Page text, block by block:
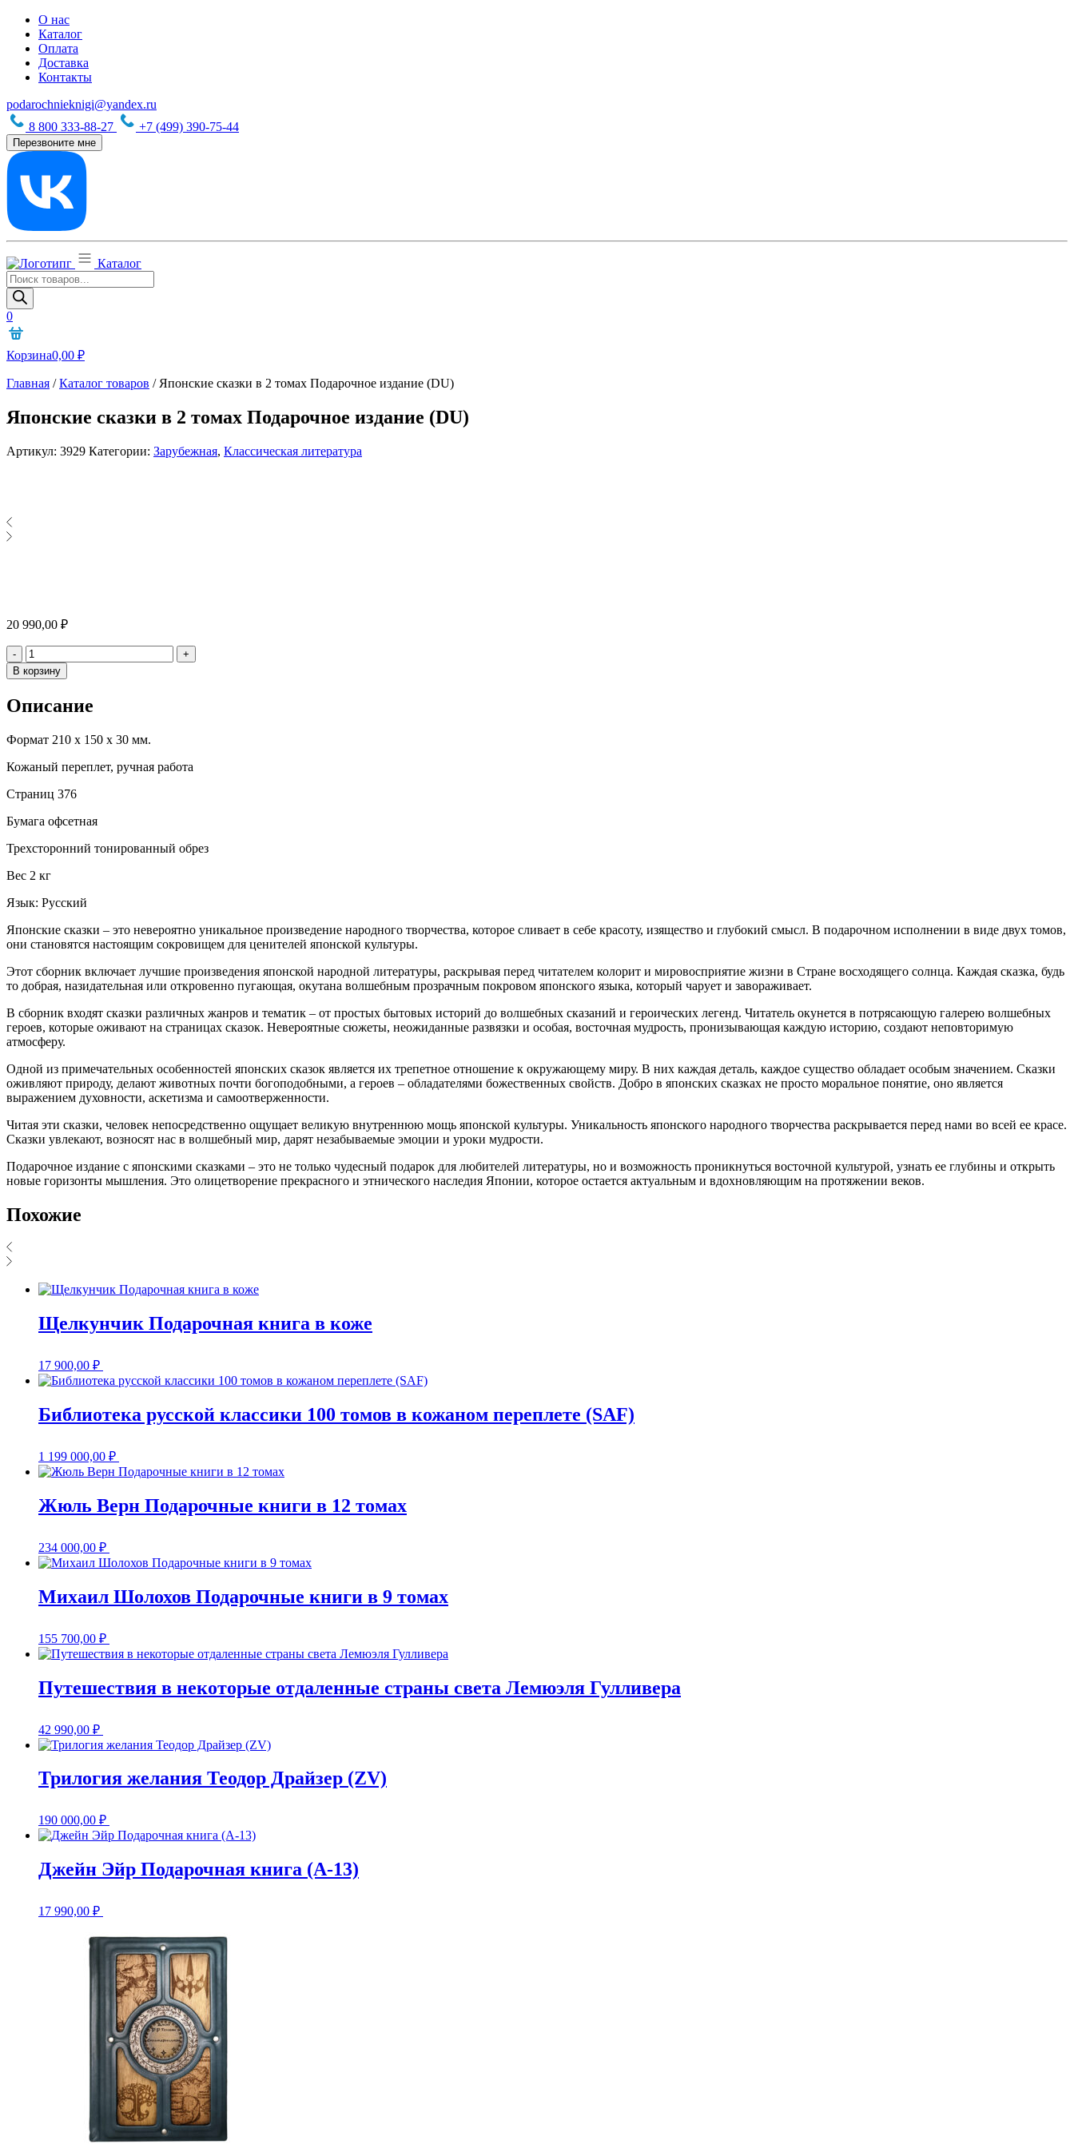
О нас
Каталог
Оплата
Доставка
Контакты
podarochnieknigi@yandex.ru
8 800 333-88-27
+7 (499) 390-75-44
Перезвоните мне
Каталог
Поиск
товаров
0
Корзина0,00 ₽
Главная /Каталог товаров / Японские сказки в 2 томах Подарочное издание (DU)
Японские сказки в 2 томах Подарочное издание (DU)
Артикул: 3929 Категории: Зарубежная, Классическая литература
20 990,00 ₽
- Количество
+
В корзину
Описание
Формат 210 х 150 х 30 мм.
Кожаный переплет, ручная работа
Страниц 376
Бумага офсетная
Трехсторонний тонированный обрез
Вес 2 кг
Язык: Русский
Японские сказки – это невероятно уникальное произведение народного творчества, которое сливает в себе красоту, изящество и глубокий смысл. В подарочном исполнении в виде двух томов,
они становятся настоящим сокровищем для ценителей японской культуры.
Этот сборник включает лучшие произведения японской народной литературы, раскрывая перед читателем колорит и мировосприятие жизни в Стране восходящего солнца. Каждая сказка, будь
то добрая, назидательная или откровенно пугающая, окутана волшебным прозрачным покровом японского языка, который чарует и завораживает.
В сборник входят сказки различных жанров и тематик – от простых бытовых историй до волшебных сказаний и героических легенд. Читатель окунется в потрясающую галерею волшебных
героев, которые оживают на страницах сказок. Невероятные сюжеты, неожиданные развязки и особая, восточная мудрость, пронизывающая каждую историю, создают неповторимую
атмосферу.
Одной из примечательных особенностей японских сказок является их трепетное отношение к окружающему миру. В них каждая деталь, каждое существо обладает особым значением. Сказки
оживляют природу, делают животных почти богоподобными, а героев – обладателями божественных свойств. Добро в японских сказках не просто моральное понятие, оно является
выражением духовности, аскетизма и самоотверженности.
Читая эти сказки, человек непосредственно ощущает великую внутреннюю мощь японской культуры. Уникальность японского народного творчества раскрывается перед нами во всей ее красе.
Сказки увлекают, возносят нас в волшебный мир, дарят незабываемые эмоции и уроки мудрости.
Подарочное издание с японскими сказками – это не только чудесный подарок для любителей литературы, но и возможность проникнуться восточной культурой, узнать ее глубины и открыть
новые горизонты мышления. Это олицетворение прекрасного и этнического наследия Японии, которое остается актуальным и вдохновляющим на протяжении веков.
Похожие
Щелкунчик Подарочная книга в коже
17 900,00 ₽
Библиотека русской классики 100 томов в кожаном переплете (SAF)
1 199 000,00 ₽
Жюль Верн Подарочные книги в 12 томах
234 000,00 ₽
Михаил Шолохов Подарочные книги в 9 томах
155 700,00 ₽
Путешествия в некоторые отдаленные страны света Лемюэля Гулливера
42 990,00 ₽
Трилогия желания Теодор Драйзер (ZV)
190 000,00 ₽
Джейн Эйр Подарочная книга (А-13)
17 990,00 ₽